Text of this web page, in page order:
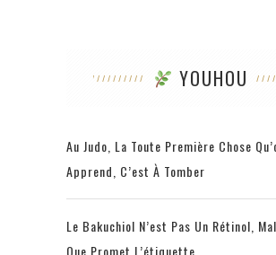
YOUHOU
Au Judo, La Toute Première Chose
Apprend, C’est À Tomber
Le Bakuchiol N’est Pas Un Rétinol,
Que Promet L’étiquette